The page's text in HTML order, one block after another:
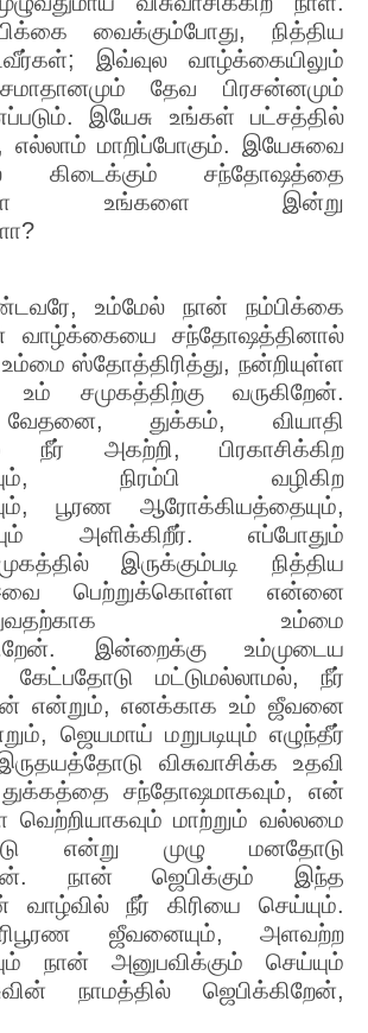
வைக்கும்போது, நித்திய
இவ்வுல வாழ்க்கையிலும்
தேவ பிரசன்னமும்
இயேசு உங்கள் பட்சத்தில்
எல்லாம் மாறிப்போகும். இயேசுவை
கிடைக்கும் சந்தோஷத்தை
உங்களை இன்று
உம்மேல் நான் நம்பிக்கை
வாழ்க்கையை சந்தோஷத்தினால்
உம்மை ஸ்தோத்திரித்து, நன்றியுள்ள
உம் சமுகத்திற்கு வருகிறேன்.
துக்கம், வியாதி
நீர் அகற்றி, பிரகாசிக்கிற
நிரம்பி வழிகிற
பூரண ஆரோக்கியத்தையும்,
அளிக்கிறீர். எப்போதும்
இருக்கும்படி நித்திய
பெற்றுக்கொள்ள என்னை
உம்மை
இன்றைக்கு உம்முடைய
மட்டுமல்லாமல், நீர்
என்றும், எனக்காக உம் ஜீவனை
ஜெயமாய் மறுபடியும் எழுந்தீர்
விசுவாசிக்க உதவி
சந்தோஷமாகவும், என்
மாற்றும் வல்லமை
என்று முழு மனதோடு
நான் ஜெபிக்கும் இந்த
நீர் கிரியை செய்யும்.
ஜீவனையும், அளவற்ற
நான் அனுபவிக்கும் செய்யும்
நாமத்தில் ஜெபிக்கிறேன்,